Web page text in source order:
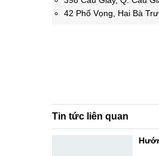
42 Phố Vọng, Hai Bà
Tin tức liên quan